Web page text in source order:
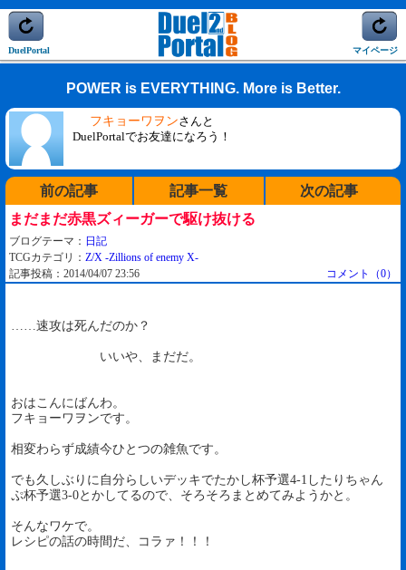
DuelPortal マイページ
POWER is EVERYTHING. More is Better.
フキョーワヲンさんと
DuelPortalでお友達になろう！
前の記事 記事一覧
次の記事
まだまだ赤黒ズィーガーで駆け抜ける
ブログテーマ： 日記
TCGカテゴリ： Z/X -Zillions of enemy X-
記事投稿：2014/04/07 23:56
コメント（0）
……速攻は死んだのか？
いいや、まだだ。
おはこんにばんわ。
フキョーワヲンです。
相変わらず成績今ひとつの雑魚です。
でも久しぶりに自分らしいデッキでたかし杯予選4-1したりちゃん
ぷ杯予選3-0とかしてるので、そろそろまとめてみようかと。
そんなワケで。
レシピの話の時間だ、コラァ！！！